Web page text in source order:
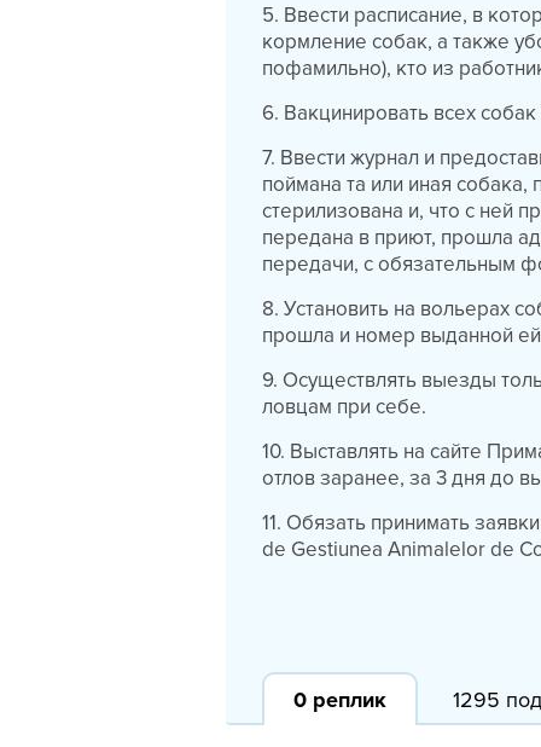
5. Ввести расписание, в
кормление собак, а также
пофамильно), кто из
6. Вакцинировать всех
7. Ввести журнал и
поймана та или иная
стерилизована и, что с ней
передана в приют, прошла
передачи, с обязательным
8. Установить на вольерах
прошла и номер выданной
9. Осуществлять выезды
ловцам при себе.
10. Выставлять на сайте
отлов заранее, за 3 дня до
11. Обязать принимать
de Gestiunea Animalelor de
0 реплик 1295